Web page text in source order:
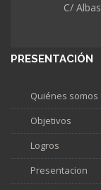
C/
PRESENTACIÓN
Quiénes somos
Objetivos
Logros
Presentacion